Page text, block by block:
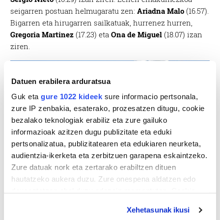
Datuen erabilera arduratsua
Guk eta gure 1022 kideek sure informacio pertsonala,
zure IP zenbakia, esaterako, prozesatzen ditugu, cookie
bezalako teknologiak erabiliz eta zure gailuko
informazioak azitzen dugu publizitate eta eduki
pertsonalizatua, publizitatearen eta edukiaren neurketa,
audientzia-ikerketa eta zerbitzuen garapena eskaintzeko.
Zure datuak nork eta zertarako erabiltzen dituen
hautatzeko aukera duzu. Zure onespena aldatzen edo
Xehetasunak ikusi
seigarren postuan helmugaratu zen:Ariadna Malo (16.57).
Bigarren eta hirugarren sailkatuak, hurrenez hurren,
Gregoria Martinez (17.23) etaOna de Miguel (18.07) izan
ziren.